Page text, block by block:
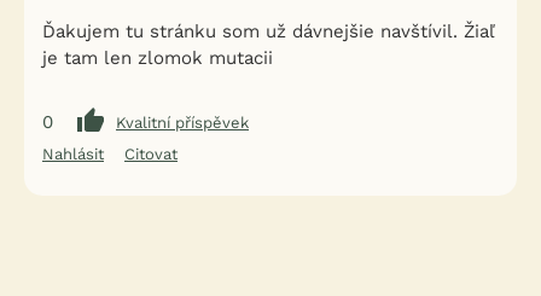
Ďakujem tu stránku som už dávnejšie navštívil. Žiaľ
je tam len zlomok mutacii
0
Kvalitní příspěvek
Nahlásit
Citovat